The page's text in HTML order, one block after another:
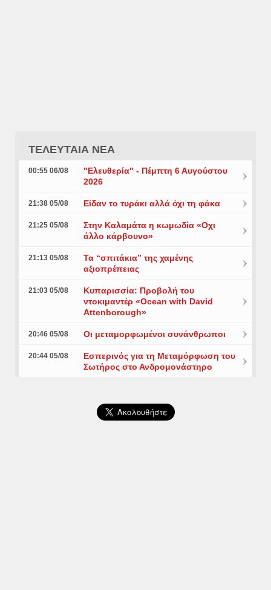
ΤΕΛΕΥΤΑΙΑ ΝΕΑ
00:55 06/08
"Ελευθερία" - Πέμπτη 6 Αυγούστου
2026
21:38 05/08 Είδαν το τυράκι αλλά όχι τη φάκα
21:25 05/08
Στην Καλαμάτα η κωμωδία «Οχι
άλλο κάρβουνο»
21:13 05/08
Τα “σπιτάκια” της χαμένης
αξιοπρέπειας
21:03 05/08
Κυπαρισσία: Προβολή του
ντοκιμαντέρ «Ocean with David
Attenborough»
20:46 05/08 Οι μεταμορφωμένοι συνάνθρωποι
20:44 05/08
Εσπερινός για τη Μεταμόρφωση του
Σωτήρος στο Ανδρομονάστηρο